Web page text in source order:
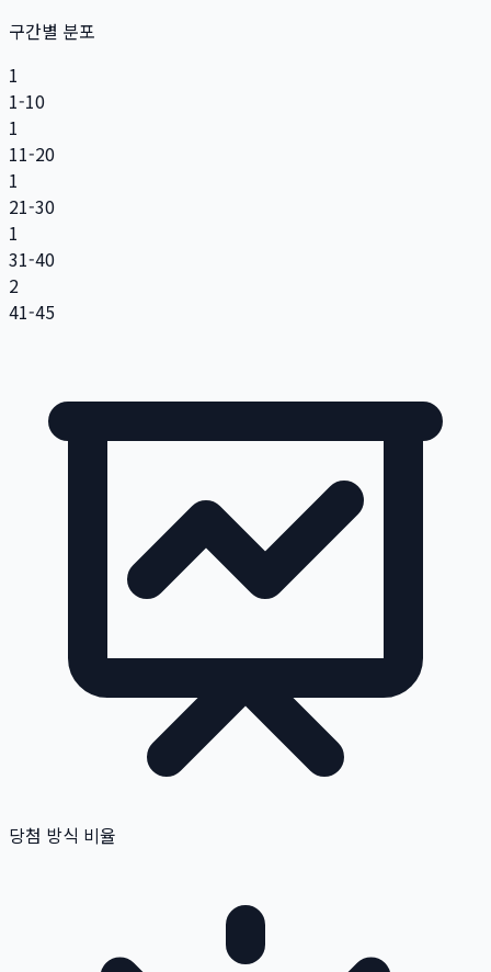
구간별 분포
1
1-10
1
11-20
1
21-30
1
31-40
2
41-45
당첨 방식 비율